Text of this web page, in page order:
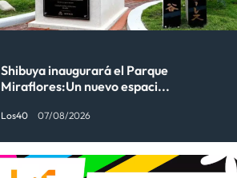
Shibuya inaugurará el Parque
Miraflores:Un nuevo espaci...
Los40 07/08/2026